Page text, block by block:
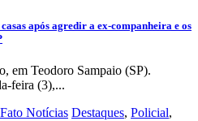
após agredir a ex-companheira e os
em Teodoro Sampaio (SP).
feira (3),...
Notícias Destaques, Policial,